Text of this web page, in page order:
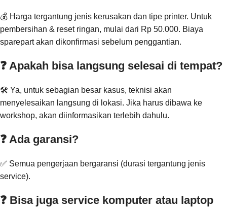
💰 Harga tergantung jenis kerusakan dan tipe printer. Untuk
pembersihan & reset ringan, mulai dari Rp 50.000. Biaya
sparepart akan dikonfirmasi sebelum penggantian.
❓ Apakah bisa langsung selesai di tempat?
🛠️ Ya, untuk sebagian besar kasus, teknisi akan
menyelesaikan langsung di lokasi. Jika harus dibawa ke
workshop, akan diinformasikan terlebih dahulu.
❓ Ada garansi?
✅ Semua pengerjaan bergaransi (durasi tergantung jenis
service).
❓ Bisa juga service komputer atau laptop